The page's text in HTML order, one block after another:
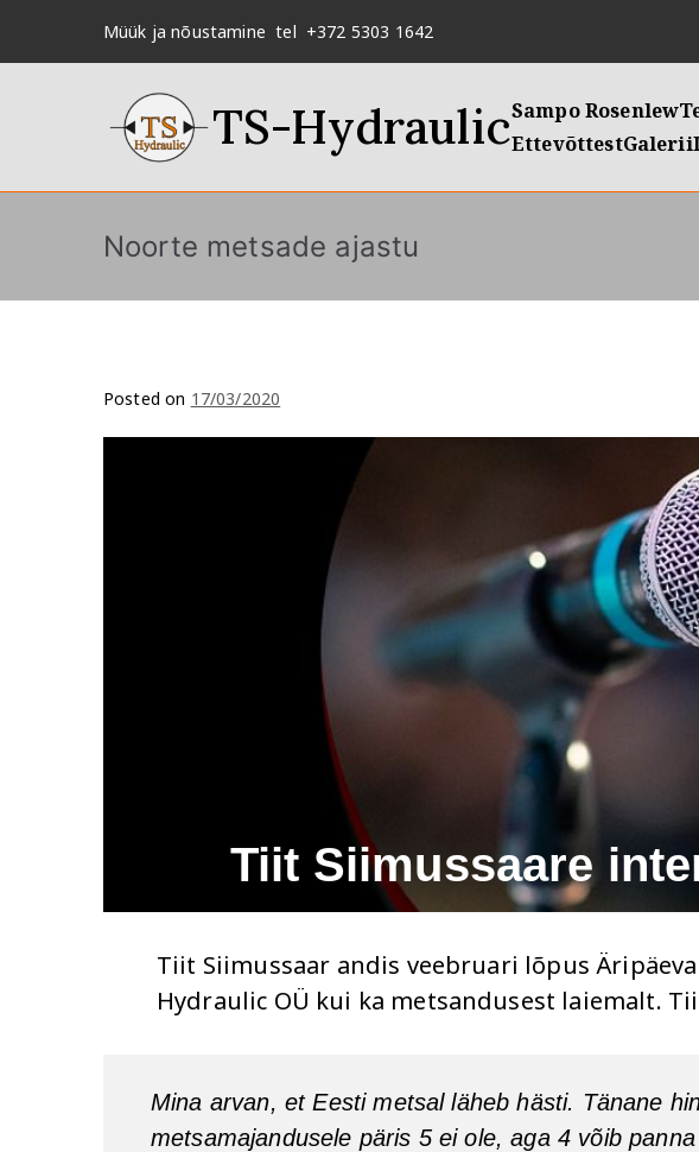
Müük ja nõustamine tel +372 5303 1642
TS-HydraulicSampo Rosenlew
EttevõttestGalerii
Noorte metsade ajastu
Posted on 17/03/2020
Tiit Siimussaare
Tiit Siimussaar andis veebruari lõpus
Hydraulic OÜ kui ka metsandusest laiemalt.
Mina arvan, et Eesti metsal läheb hästi. Tänane
metsamajandusele päris 5 ei ole, aga 4 võib panna